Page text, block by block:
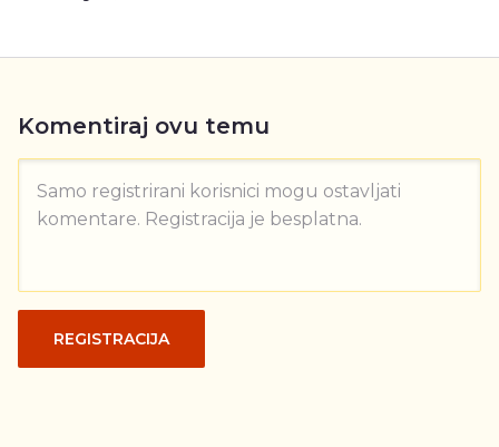
Komentiraj ovu temu
Samo registrirani korisnici mogu ostavljati
komentare. Registracija je besplatna.
REGISTRACIJA